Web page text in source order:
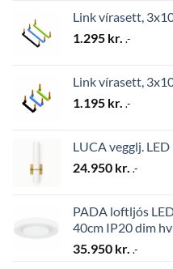
Link vírasett,
1.295 kr. .-
Link vírasett,
1.195 kr. .-
LUCA vegglj.
24.950 kr. .-
PADA loftljós
40cm IP20 dim
35.950 kr. .-